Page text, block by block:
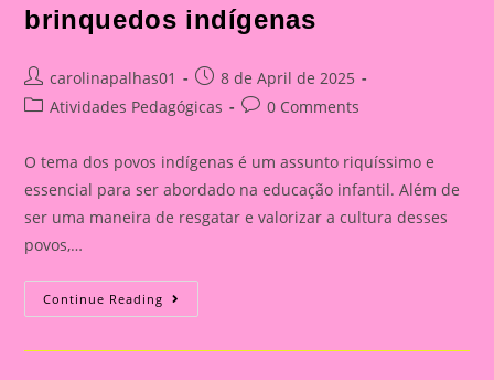
brinquedos indígenas
Post
author:
carolinapalhas01
Post
published:
8 de April de 2025
PostAtividades Pedagógicas
Post0 Comments
O tema dos povos indígenas é um assunto riquíssimo e
essencial para ser abordado na educação infantil. Além de
ser uma maneira de resgatar e valorizar a cultura desses
povos,…
Continue Reading Atividade
Com
Tema